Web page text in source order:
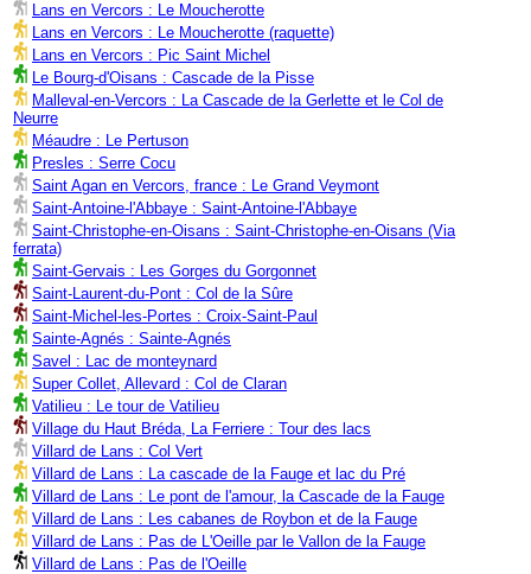
Lans en Vercors : Le Moucherotte
Lans en Vercors : Le Moucherotte (raquette)
Lans en Vercors : Pic Saint Michel
Le Bourg-d'Oisans : Cascade de la Pisse
Malleval-en-Vercors : La Cascade de la Gerlette et le Col de
Neurre
Méaudre : Le Pertuson
Presles : Serre Cocu
Saint Agan en Vercors, france : Le Grand Veymont
Saint-Antoine-l'Abbaye : Saint-Antoine-l'Abbaye
Saint-Christophe-en-Oisans : Saint-Christophe-en-Oisans (Via
ferrata)
Saint-Gervais : Les Gorges du Gorgonnet
Saint-Laurent-du-Pont : Col de la Sûre
Saint-Michel-les-Portes : Croix-Saint-Paul
Sainte-Agnés : Sainte-Agnés
Savel : Lac de monteynard
Super Collet, Allevard : Col de Claran
Vatilieu : Le tour de Vatilieu
Village du Haut Bréda, La Ferriere : Tour des lacs
Villard de Lans : Col Vert
Villard de Lans : La cascade de la Fauge et lac du Pré
Villard de Lans : Le pont de l'amour, la Cascade de la Fauge
Villard de Lans : Les cabanes de Roybon et de la Fauge
Villard de Lans : Pas de L'Oeille par le Vallon de la Fauge
Villard de Lans : Pas de l'Oeille